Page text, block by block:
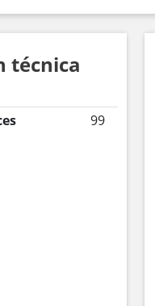
técnica
99